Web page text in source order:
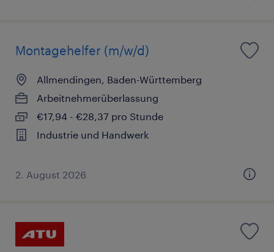
Montagehelfer (m/w/d)
Allmendingen, Baden-Württemberg
Arbeitnehmerüberlassung
€17,94 - €28,37 pro Stunde
Industrie und Handwerk
2. August 2026